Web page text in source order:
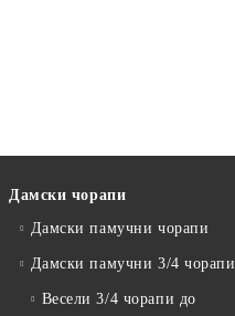
Дамски чорапи
Дамски памучни чорапи
Дамски памучни 3/4 чорапи
Весели 3/4 чорапи до